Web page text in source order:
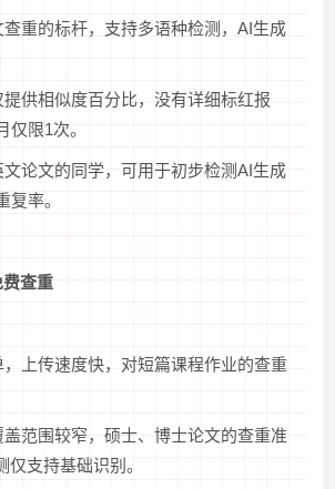
查重的标杆，支持多语种检测，AI生成
提供相似度百分比，没有详细标红报
仅限1次。
文论文的同学，可用于初步检测AI生成
复率。
费查重
，上传速度快，对短篇课程作业的查重
盖范围较窄，硕士、博士论文的查重准
支持基础识别。